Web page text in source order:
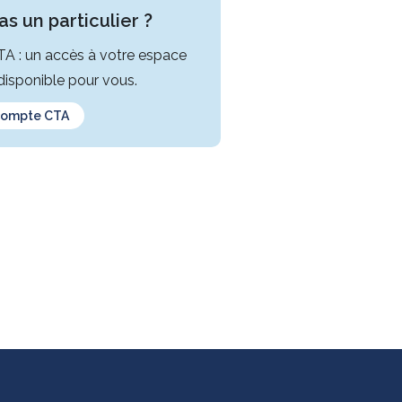
un particulier ?
: un accès à votre espace
pour vous.
CTA